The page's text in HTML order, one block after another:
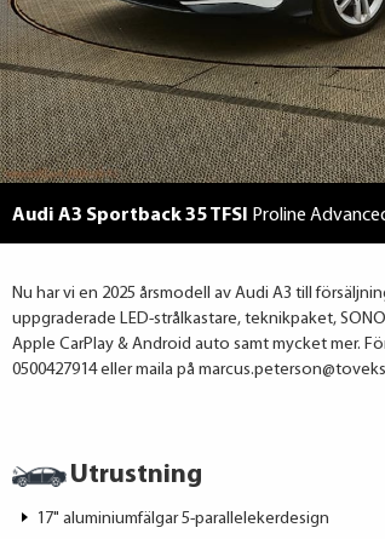
Audi A3 Sportback 35 TFSI Proline
Nu har vi en 2025 årsmodell av Audi A3 till
uppgraderade LED-strålkastare, teknikpaket,
Apple CarPlay & Android auto samt mycket mer.
0500427914 eller maila på
Utrustning
17" aluminiumfälgar 5-parallelekerdesign